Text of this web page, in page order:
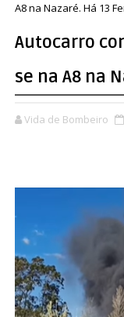
A8 na Nazaré. Há 13
Autocarro
se na A8 na
Vida de Bombeiro